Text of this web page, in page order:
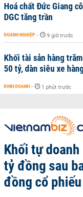
Hoá chất Đức Giang
DGC tăng trần
DOANH NGHIỆP - 9 giờ trước
Khối tài sản hàng
50 tỷ, dàn siêu xe
KINH DOANH - 1 phút trước
Khối tự
tỷ đồng sau
đồng cổ